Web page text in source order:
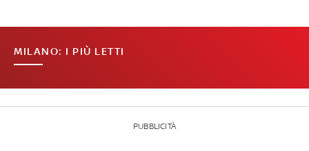
MILANO: I PIÙ LETTI
PUBBLICITÀ